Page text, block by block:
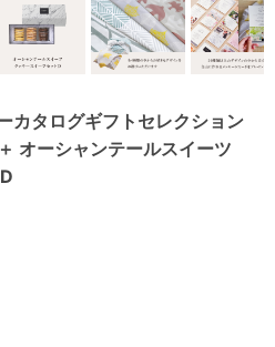
カタログギフトセレクション
オーシャンテールスイーツ